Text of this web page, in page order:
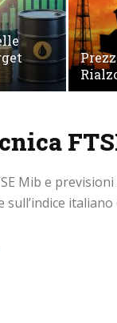
Mib e
sull’indice